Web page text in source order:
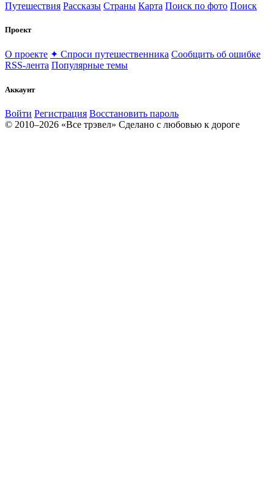
Путешествия Рассказы Страны Карта Поиск по фото Поиск
Проект
О проекте ✦ Спроси путешественника Сообщить об ошибке
RSS-лента Популярные темы
Аккаунт
Войти Регистрация Восстановить пароль
© 2010–2026 «Все трэвел» Сделано с любовью к дороге